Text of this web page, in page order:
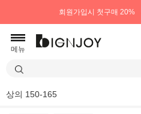
회원가입시 첫구매 20%
메뉴
상의 150-165